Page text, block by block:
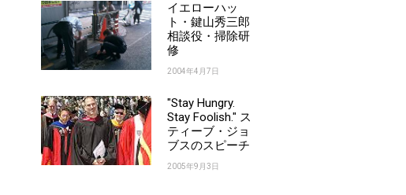
イエローハッ
ト・鍵山秀三郎
相談役・掃除研
修
2004年4月7日
"Stay Hungry.
Stay Foolish." ス
ティーブ・ジョ
ブスのスピーチ
2005年9月3日